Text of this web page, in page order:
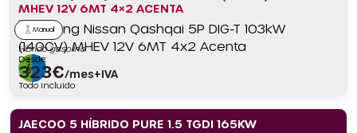
MHEV 12V 6MT 4×2 ACENTA
Manual
Híbrido gasolina
Desde:
323€/mes+IVA
Todo incluido
JAECOO 5 HÍBRIDO PURE 1.5 TGDI 165KW